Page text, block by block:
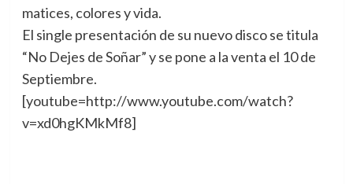
matices, colores y vida.
El single presentación de su nuevo disco se titula
“No Dejes de Soñar” y se pone a la venta el 10 de
Septiembre.
[youtube=http://www.youtube.com/watch?
v=xd0hgKMkMf8]